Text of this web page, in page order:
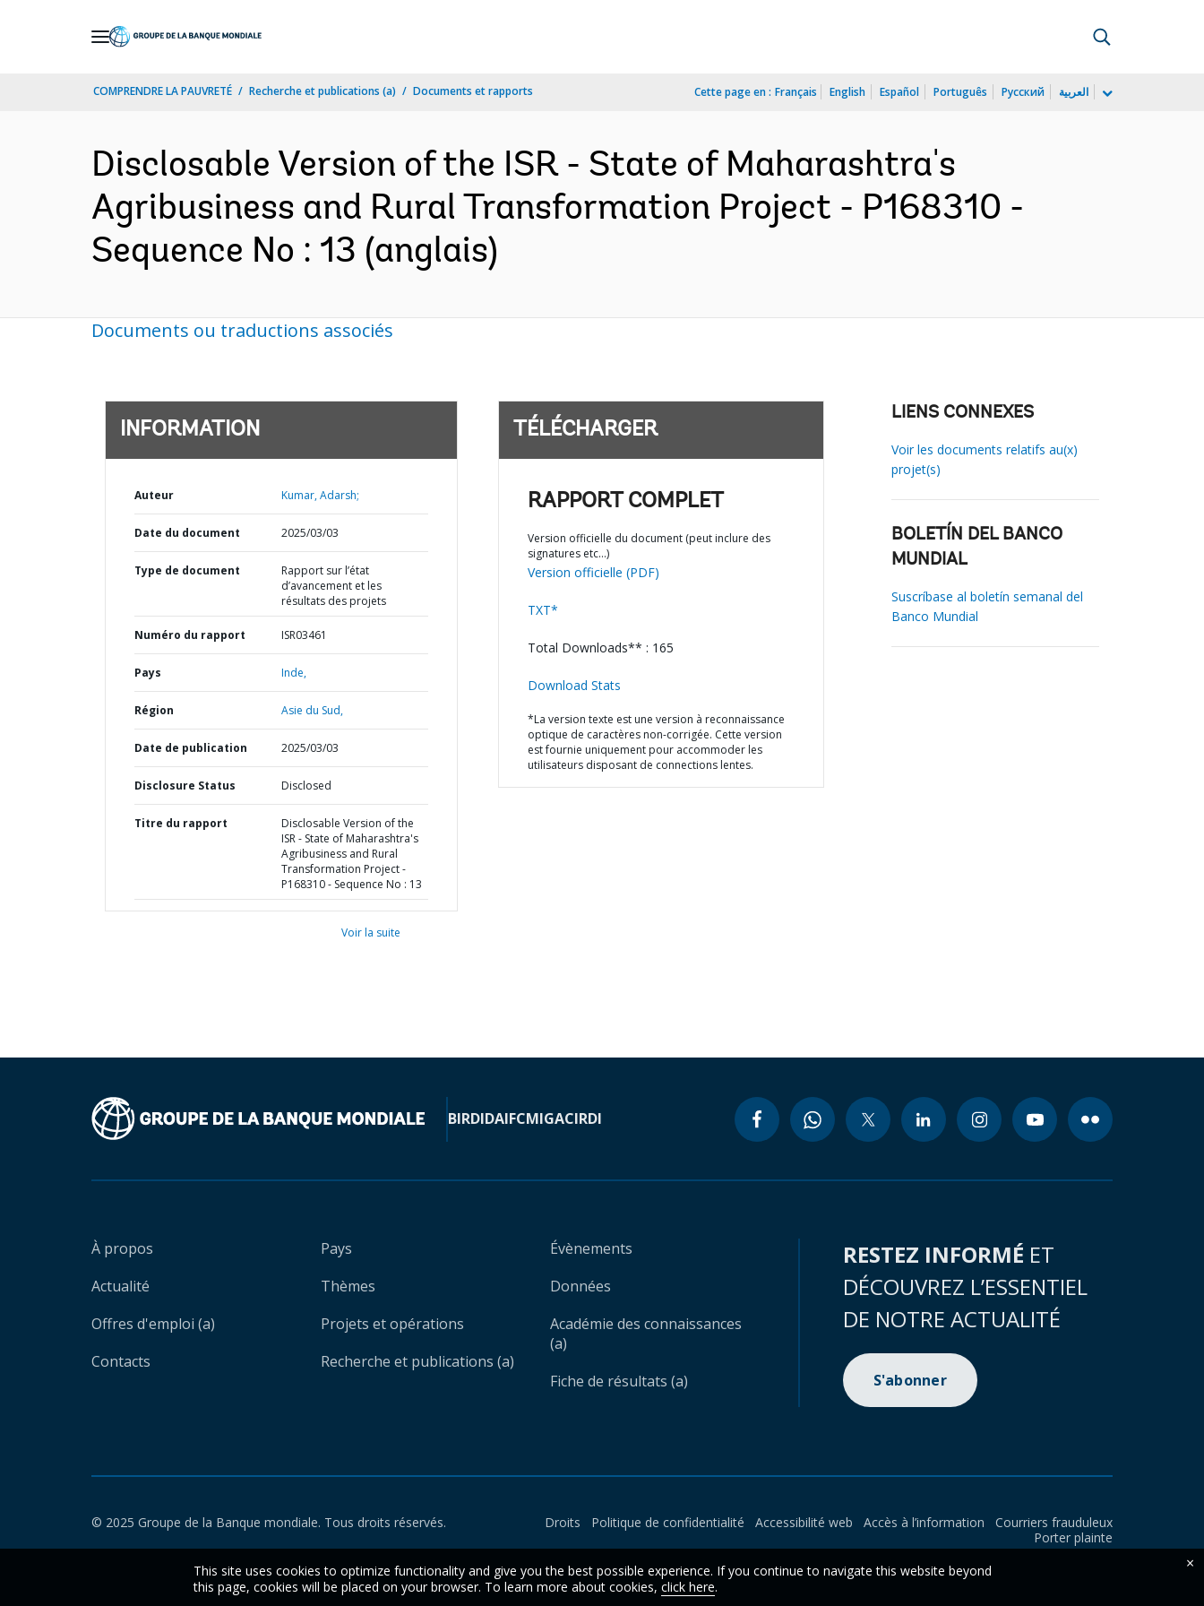
COMPRENDRE LA PAUVRETÉ Recherche et publications (a) Documents et rapports Cette page en : Français English Español Português Русский العربية
Disclosable Version of the ISR - State of Maharashtra's
Agribusiness and Rural Transformation Project - P168310 -
Sequence No : 13 (anglais)
Documents ou traductions associés
INFORMATION
Auteur Kumar, Adarsh;
Date du document 2025/03/03
Type de document
Rapport sur l’état
d’avancement et les
résultats des projets
Numéro du rapport ISR03461
Pays Inde,
Région Asie du Sud,
Date de publication 2025/03/03
Disclosure Status Disclosed
Titre du rapport
Disclosable Version of the
ISR - State of Maharashtra's
Agribusiness and Rural
Transformation Project -
P168310 - Sequence No : 13
Voir la suite
TÉLÉCHARGER
RAPPORT COMPLET
Version officielle du document (peut inclure des
signatures etc…)
Version officielle (PDF)
TXT*
Total Downloads** : 165
Download Stats
*La version texte est une version à reconnaissance
optique de caractères non-corrigée. Cette version
est fournie uniquement pour accommoder les
utilisateurs disposant de connections lentes.
LIENS CONNEXES
Voir les documents relatifs au(x)
projet(s)
BOLETÍN DEL BANCO
MUNDIAL
Suscríbase al boletín semanal del
Banco Mundial
BIRDIDAIFCMIGACIRDI
À propos
Actualité
Offres d'emploi (a)
Contacts
Pays
Thèmes
Projets et opérations
Recherche et publications (a)
Évènements
Données
Académie des connaissances
(a)
Fiche de résultats (a)
RESTEZ INFORMÉ ET
DÉCOUVREZ L’ESSENTIEL
DE NOTRE ACTUALITÉ
S'abonner
© 2025 Groupe de la Banque mondiale. Tous droits réservés. Droits Politique de confidentialité Accessibilité web Accès à l’information
Courriers frauduleux
Porter plainte
This site uses cookies to optimize functionality and give you the best possible experience. If you continue to navigate this website beyond
this page, cookies will be placed on your browser. To learn more about cookies, click here.
×